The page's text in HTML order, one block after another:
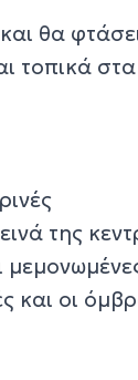
θα
τοπικά στα
της
και οι